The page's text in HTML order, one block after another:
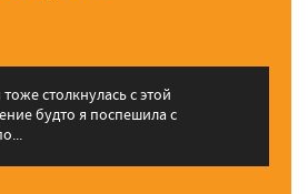
столкнулась с этой
будто я поспешила с